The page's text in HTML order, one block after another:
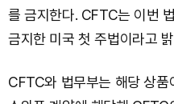
를 금지한다. CFTC는 이번
금지한 미국 첫 주법이라고
CFTC와 법무부는 해당 상